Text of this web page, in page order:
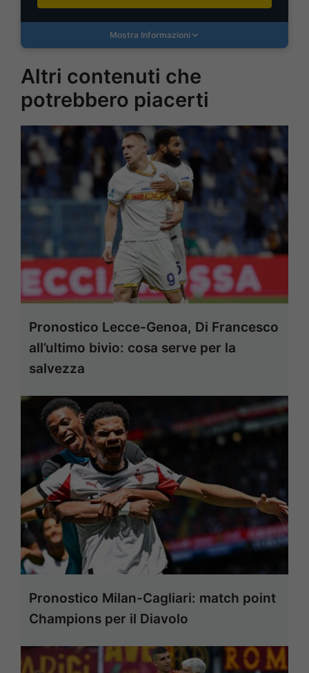
Mostra Informazioni
Altri contenuti che
potrebbero piacerti
Pronostico Lecce-Genoa, Di Francesco
all’ultimo bivio: cosa serve per la
salvezza
Pronostico Milan-Cagliari: match point
Champions per il Diavolo